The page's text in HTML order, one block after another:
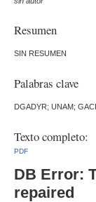
Resumen
SIN RESUMEN
Palabras clave
DGADYR; UNAM;
Texto completo:
PDF
DB Error:
repaired